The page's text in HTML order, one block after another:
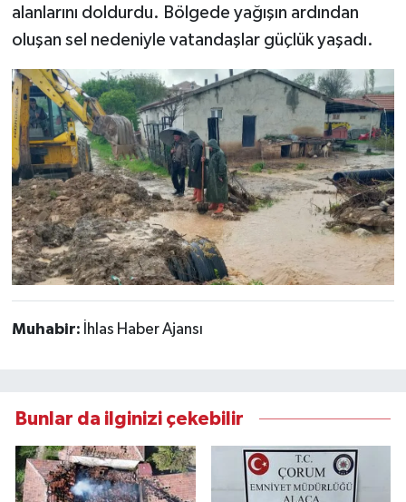
alanlarını doldurdu. Bölgede yağışın ardından
oluşan sel nedeniyle vatandaşlar güçlük yaşadı.
Muhabir: İhlas Haber Ajansı
Bunlar da ilginizi çekebilir